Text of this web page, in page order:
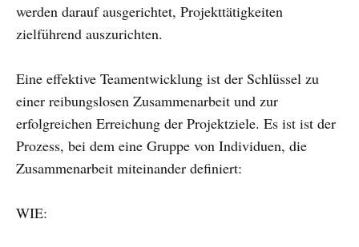
werden darauf ausgerichtet, Projekttätigkeiten
zielführend auszurichten.
Eine effektive Teamentwicklung ist der Schlüssel zu
einer reibungslosen Zusammenarbeit und zur
erfolgreichen Erreichung der Projektziele. Es ist ist der
Prozess, bei dem eine Gruppe von Individuen, die
Zusammenarbeit miteinander definiert:
WIE: